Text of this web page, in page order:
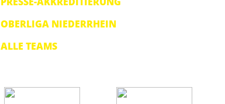
OBERLIGA NIEDERRHEIN
ALLE TEAMS